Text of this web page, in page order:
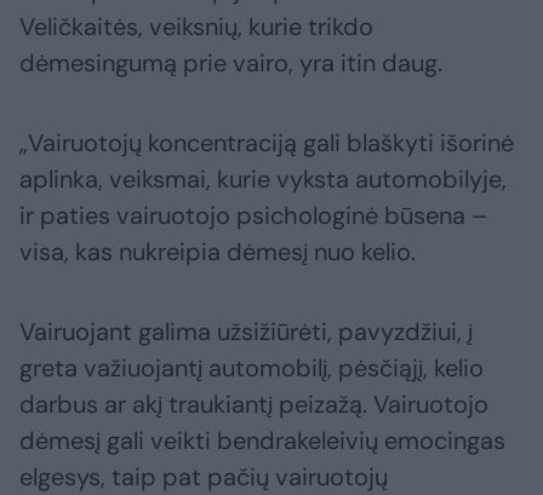
Veličkaitės, veiksnių, kurie trikdo
dėmesingumą prie vairo, yra itin daug.
„Vairuotojų koncentraciją gali blaškyti išorinė
aplinka, veiksmai, kurie vyksta automobilyje,
ir paties vairuotojo psichologinė būsena –
visa, kas nukreipia dėmesį nuo kelio.
Vairuojant galima užsižiūrėti, pavyzdžiui, į
greta važiuojantį automobilį, pėsčiąjį, kelio
darbus ar akį traukiantį peizažą. Vairuotojo
dėmesį gali veikti bendrakeleivių emocingas
elgesys, taip pat pačių vairuotojų